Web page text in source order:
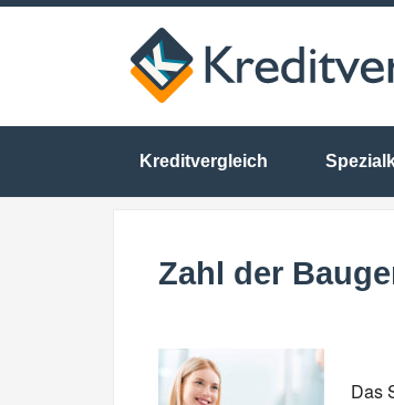
Kreditvergleich
Zahl der
Das